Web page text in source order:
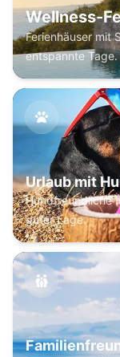
Wellness-
Ferienhäuser mit
entspannte Tage.
Urlaub mit
Hundfreundliche
guter Lage.